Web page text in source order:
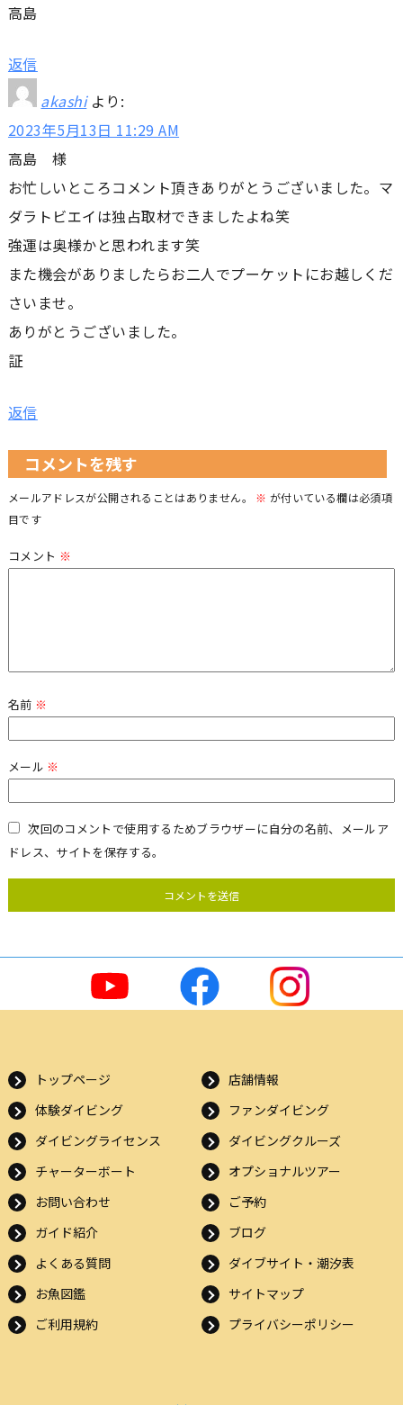
高島
返信
akashi より:
2023年5月13日 11:29 AM
高島 様
お忙しいところコメント頂きありがとうございました。マ
ダラトビエイは独占取材できましたよね笑
強運は奥様かと思われます笑
また機会がありましたらお二人でプーケットにお越しくだ
さいませ。
ありがとうございました。
証
返信
コメントを残す
メールアドレスが公開されることはありません。 ※ が付いている欄は必須項
目です
コメント ※
名前 ※
メール ※
次回のコメントで使用するためブラウザーに自分の名前、メールア
ドレス、サイトを保存する。
トップページ
店舗情報
体験ダイビング
ファンダイビング
ダイビングライセンス
ダイビングクルーズ
チャーターボート
オプショナルツアー
お問い合わせ
ご予約
ガイド紹介
ブログ
よくある質問
ダイブサイト・潮汐表
お魚図鑑
サイトマップ
ご利用規約
プライバシーポリシー